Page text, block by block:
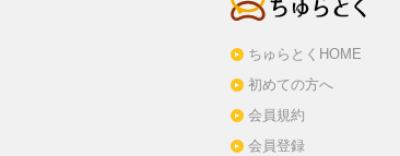
ちゅらとくHOME
初めての方へ
会員規約
会員登録